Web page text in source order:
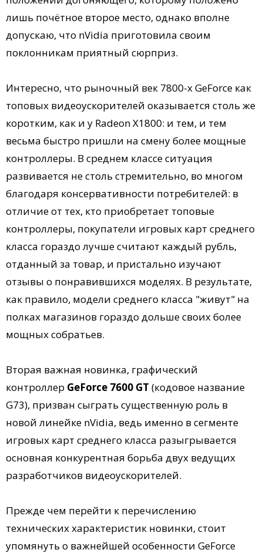
лишь почётное второе место, однако вполне
допускаю, что nVidia приготовила своим
поклонникам приятный сюрприз.
Интересно, что рыночный век 7800-х GeForce как
топовых видеоускорителей оказывается столь же
коротким, как и у Radeon X1800: и тем, и тем
весьма быстро пришли на смену более мощные
контроллеры. В среднем классе ситуация
развивается не столь стремительно, во многом
благодаря консервативности потребителей: в
отличие от тех, кто приобретает топовые
контроллеры, покупатели игровых карт среднего
класса гораздо лучше считают каждый рубль,
отданный за товар, и пристально изучают
отзывы о понравившихся моделях. В результате,
как правило, модели среднего класса "живут" на
полках магазинов гораздо дольше своих более
мощных собратьев.
Вторая важная новинка, графический
контроллер GeForce 7600 GT (кодовое название
G73), призван сыграть существенную роль в
новой линейке nVidia, ведь именно в сегменте
игровых карт среднего класса разыгрывается
основная конкурентная борьба двух ведущих
разработчиков видеоускорителей.
Прежде чем перейти к перечислению
технических характеристик новинки, стоит
упомянуть о важнейшей особенности GeForce